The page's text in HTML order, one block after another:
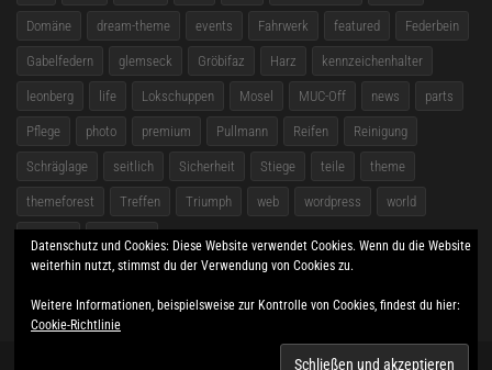
Domäne dream-theme events Fahrwerk featured Federbein
Gabelfedern glemseck Gröbifaz Harz kennzeichenhalter
leonberg life Lokschuppen Mosel MUC-Off news parts
Pflege photo premium Pullmann Reifen Reinigung
Schräglage seitlich Sicherheit Stiege teile theme
themeforest Treffen Triumph web wordpress world
Datenschutz und Cookies: Diese Website verwendet Cookies. Wenn du die Website
weiterhin nutzt, stimmst du der Verwendung von Cookies zu.
Weitere Informationen, beispielsweise zur Kontrolle von Cookies, findest du hier:
Cookie-Richtlinie